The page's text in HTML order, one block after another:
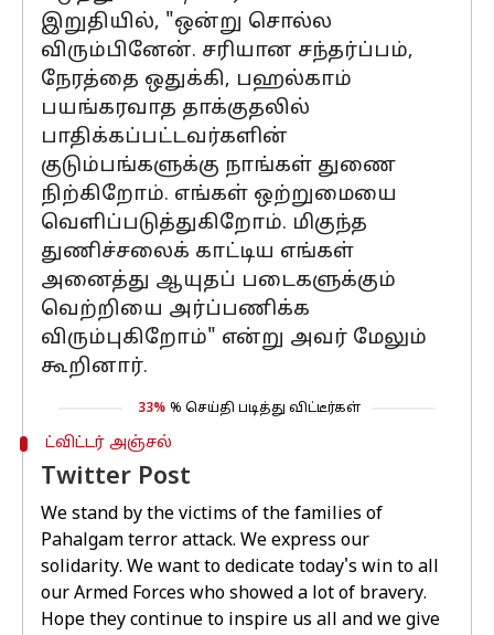
இறுதியில், "ஒன்று சொல்ல
விரும்பினேன். சரியான சந்தர்ப்பம்,
நேரத்தை ஒதுக்கி, பஹல்காம்
பயங்கரவாத தாக்குதலில்
பாதிக்கப்பட்டவர்களின்
குடும்பங்களுக்கு நாங்கள் துணை
நிற்கிறோம். எங்கள் ஒற்றுமையை
வெளிப்படுத்துகிறோம். மிகுந்த
துணிச்சலைக் காட்டிய எங்கள்
அனைத்து ஆயுதப் படைகளுக்கும்
வெற்றியை அர்ப்பணிக்க
விரும்புகிறோம்" என்று அவர் மேலும்
கூறினார்.
33% % செய்தி படித்து விட்டீர்கள்
ட்விட்டர் அஞ்சல்
Twitter Post
We stand by the victims of the families of
Pahalgam terror attack. We express our
solidarity. We want to dedicate today's win to all
our Armed Forces who showed a lot of bravery.
Hope they continue to inspire us all and we give